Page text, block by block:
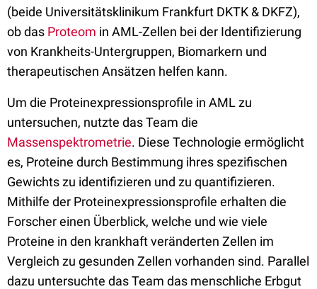
(beide Universitätsklinikum Frankfurt DKTK & DKFZ),
ob das Proteom in AML-Zellen bei der Identifizierung
von Krankheits-Untergruppen, Biomarkern und
therapeutischen Ansätzen helfen kann.
Um die Proteinexpressionsprofile in AML zu
untersuchen, nutzte das Team die
Massenspektrometrie. Diese Technologie ermöglicht
es, Proteine durch Bestimmung ihres spezifischen
Gewichts zu identifizieren und zu quantifizieren.
Mithilfe der Proteinexpressionsprofile erhalten die
Forscher einen Überblick, welche und wie viele
Proteine in den krankhaft veränderten Zellen im
Vergleich zu gesunden Zellen vorhanden sind. Parallel
dazu untersuchte das Team das menschliche Erbgut